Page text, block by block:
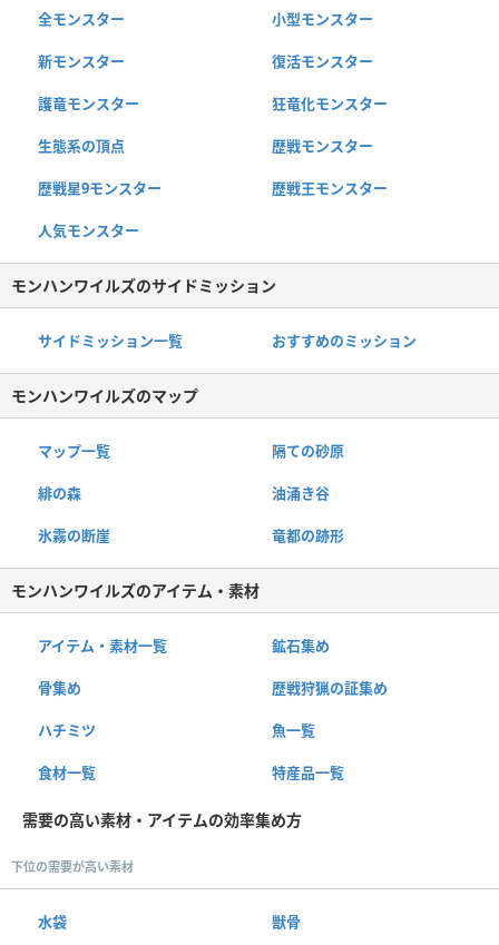
全モンスター 小型モンスター
新モンスター 復活モンスター
護竜モンスター 狂竜化モンスター
生態系の頂点 歴戦モンスター
歴戦星9モンスター 歴戦王モンスター
人気モンスター
モンハンワイルズのサイドミッション
サイドミッション一覧 おすすめのミッション
モンハンワイルズのマップ
マップ一覧 隔ての砂原
緋の森 油涌き谷
氷霧の断崖 竜都の跡形
モンハンワイルズのアイテム・素材
アイテム・素材一覧 鉱石集め
骨集め 歴戦狩猟の証集め
ハチミツ 魚一覧
食材一覧 特産品一覧
需要の高い素材・アイテムの効率集め方
下位の需要が高い素材
水袋 獣骨